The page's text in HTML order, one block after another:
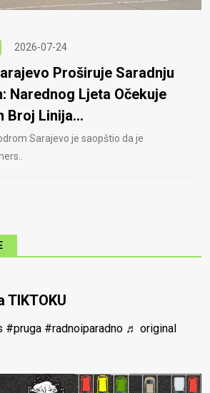
2026-07-24
Proširuje Saradnju
Narednog Ljeta Očekuje
Broj Linija...
Sarajevo je saopštio da je
TIKTOKU
#pruga #radnoiparadno ♬ original